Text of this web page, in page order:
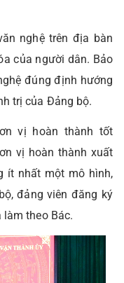
nghệ trên địa bàn
của người dân. Bảo
đúng định hướng
trị của Đảng bộ.
vị hoàn thành tốt
vị hoàn thành xuất
ít nhất một mô hình,
đảng viên đăng ký
theo Bác.